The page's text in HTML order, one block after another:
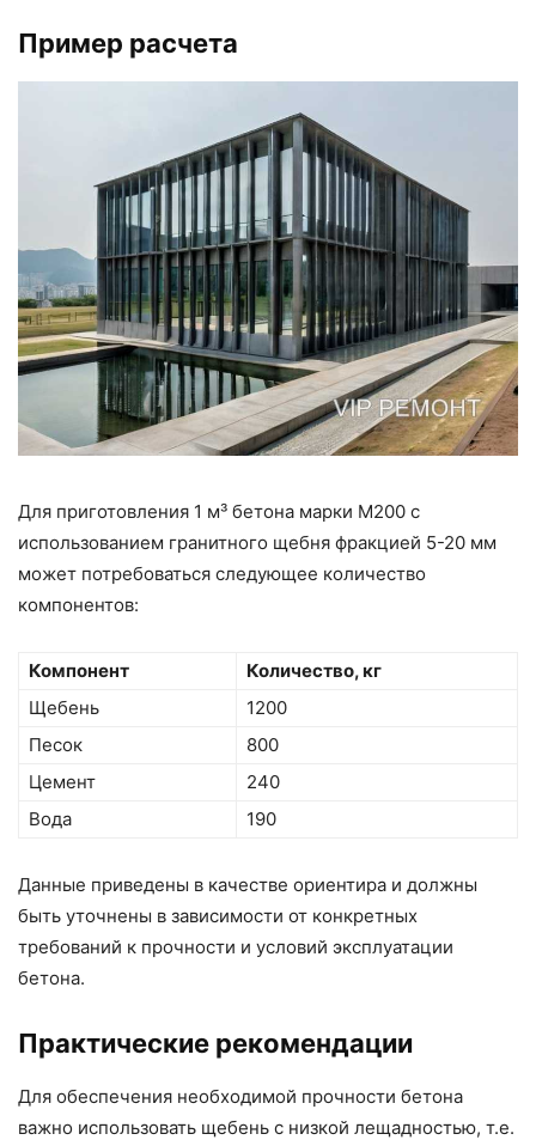
Пример расчета
Для приготовления 1 м³ бетона марки М200 с
использованием гранитного щебня фракцией 5-20 мм
может потребоваться следующее количество
компонентов:
Компонент
Количество, кг
Щебень
1200
Песок
800
Цемент
240
Вода
190
Данные приведены в качестве ориентира и должны
быть уточнены в зависимости от конкретных
требований к прочности и условий эксплуатации
бетона.
Практические рекомендации
Для обеспечения необходимой прочности бетона
важно использовать щебень с низкой лещадностью, т.е.